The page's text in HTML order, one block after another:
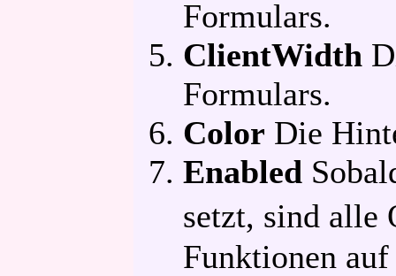
Formulars.
ClientWidth
Formulars.
Color Die
Enabled
setzt, sind alle
Funktionen